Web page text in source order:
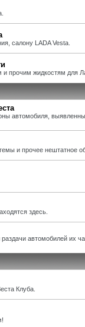
салону LADA Vesta.
прочим жидкостям для
автомобиля,
и прочее нештатное
здесь.
автомобилей их
Клуба.